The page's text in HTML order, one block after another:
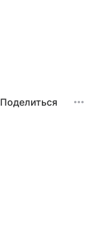
Поделиться